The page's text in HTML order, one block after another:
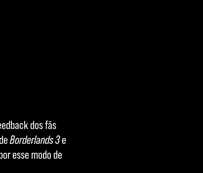
dos fãs
Borderlands 3e
esse modo de